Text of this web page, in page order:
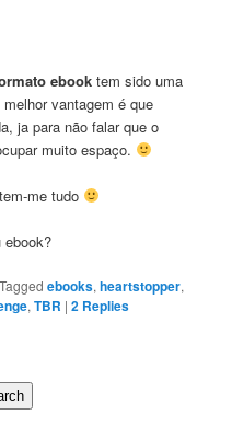
ebooktem sido uma
vantagem é que
ja para não falar que o
muito espaço.
me tudo
Tagged ebooks,heartstopper,
,TBR |2 Replies